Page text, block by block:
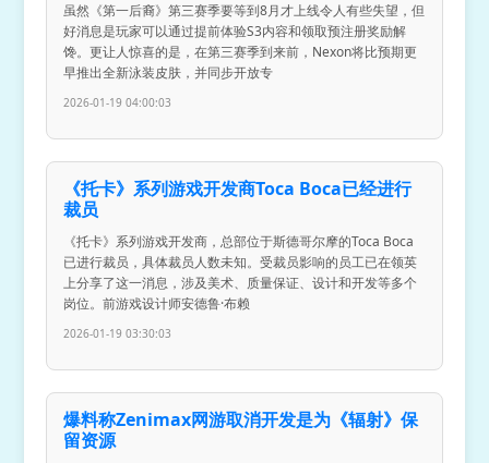
虽然《第一后裔》第三赛季要等到8月才上线令人有些失望，但
好消息是玩家可以通过提前体验S3内容和领取预注册奖励解
馋。更让人惊喜的是，在第三赛季到来前，Nexon将比预期更
早推出全新泳装皮肤，并同步开放专
2026-01-19 04:00:03
《托卡》系列游戏开发商Toca Boca已经进行
裁员
《托卡》系列游戏开发商，总部位于斯德哥尔摩的Toca Boca
已进行裁员，具体裁员人数未知。受裁员影响的员工已在领英
上分享了这一消息，涉及美术、质量保证、设计和开发等多个
岗位。前游戏设计师安德鲁·布赖
2026-01-19 03:30:03
爆料称Zenimax网游取消开发是为《辐射》保
留资源